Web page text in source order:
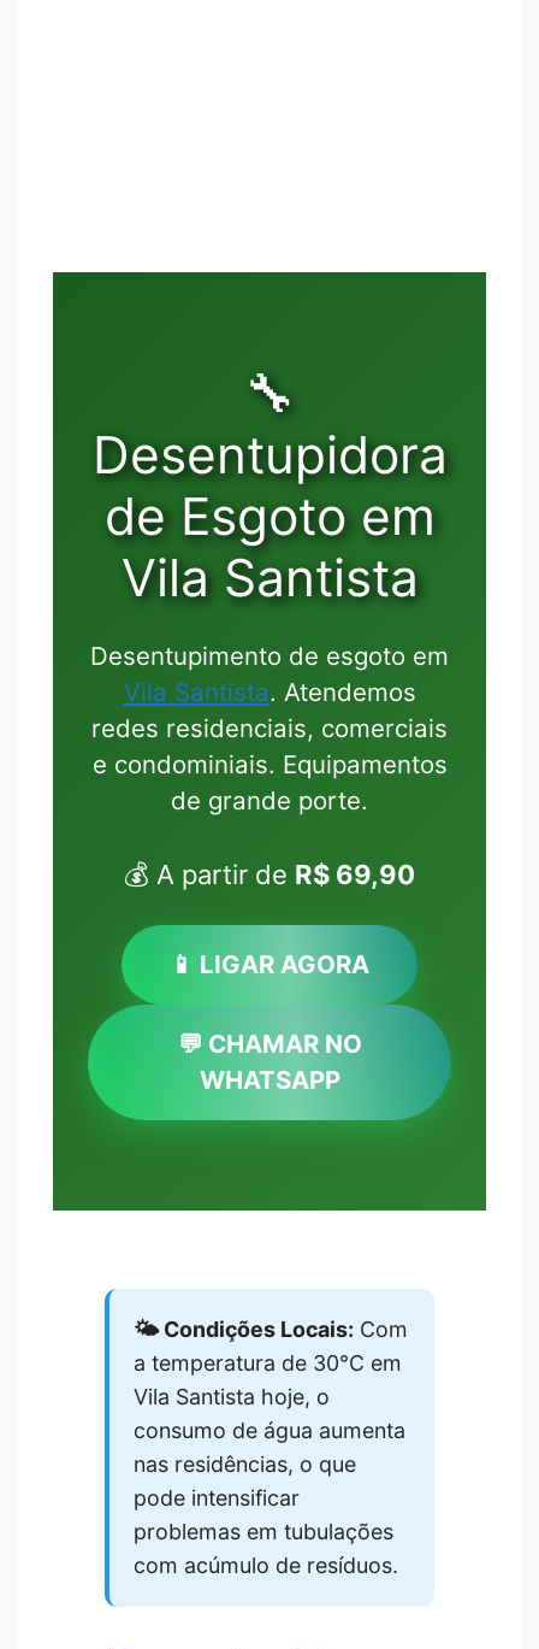
🔧
Desentupidora
de Esgoto em
Vila Santista
Desentupimento de esgoto em
Vila Santista. Atendemos
redes residenciais, comerciais
e condominiais. Equipamentos
de grande porte.
💰 A partir de R$ 69,90
📱 LIGAR AGORA
💬 CHAMAR NO
WHATSAPP
🌤️ Condições Locais: Com
a temperatura de 30°C em
Vila Santista hoje, o
consumo de água aumenta
nas residências, o que
pode intensificar
problemas em tubulações
com acúmulo de resíduos.